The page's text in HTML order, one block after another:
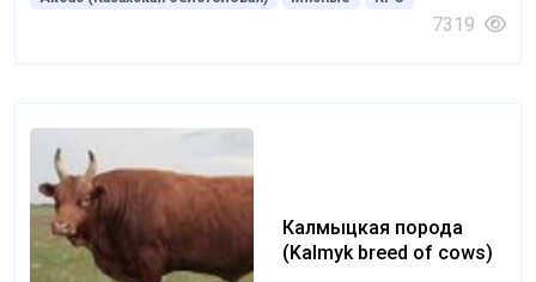
7319
Калмыцкая порода
(Kalmyk breed of cows)